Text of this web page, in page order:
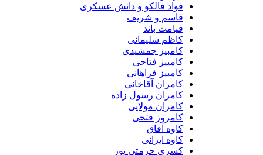
فواد فالکو و دانش عسکری
قاسم و شریف
قیامت باند
کاظم سلیمانی
کامبیز جمشیدی
کامبیز فتاحی
کامبیز فراهانی
کامران آقاخانی
کامران رسول زاده
کامران مولایی
کامروز فتحی
کاوه آفاق
کاوه ایرانی
کسری حرمتی پور